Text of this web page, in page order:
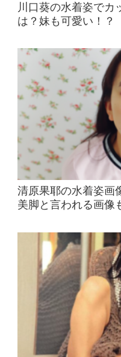
川口葵の水着姿でカ
は？妹も可愛い！？
清原果耶の水着姿画
美脚と言われる画像